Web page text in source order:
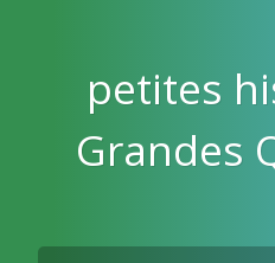
petites
Grandes